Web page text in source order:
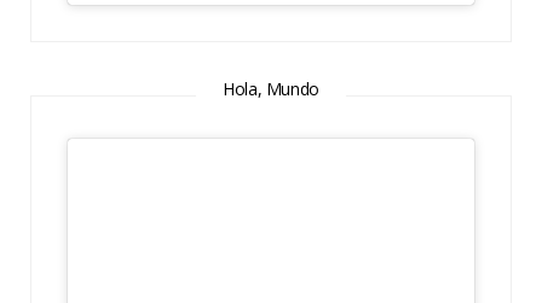
Hola, Mundo